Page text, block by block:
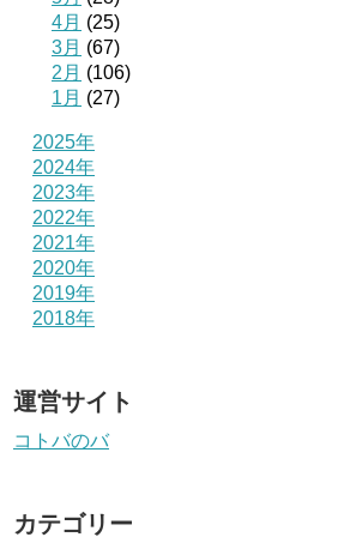
4月 (25)
3月 (67)
2月 (106)
1月 (27)
2025年
2024年
2023年
2022年
2021年
2020年
2019年
2018年
運営サイト
コトバのバ
カテゴリー